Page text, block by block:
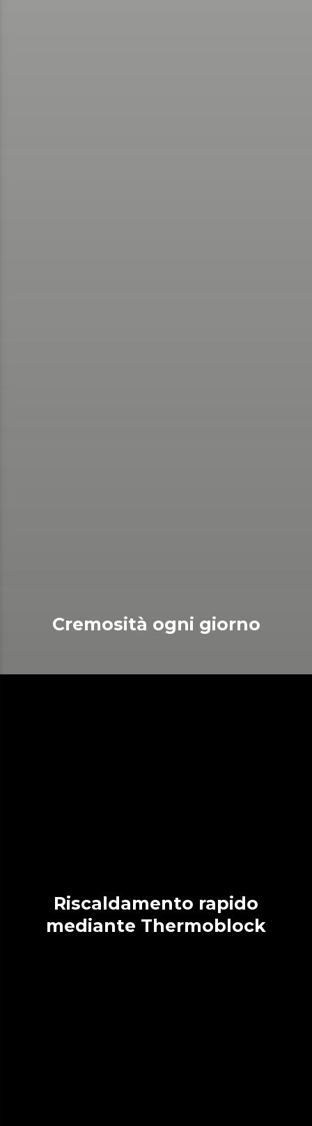
Cremosità ogni giorno
Riscaldamento rapido
mediante Thermoblock